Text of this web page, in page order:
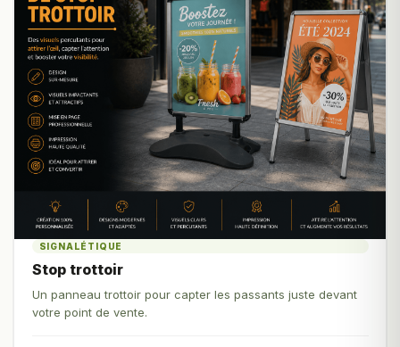
SIGNALÉTIQUE
Stop trottoir
Un panneau trottoir pour capter les passants juste devant
votre point de vente.